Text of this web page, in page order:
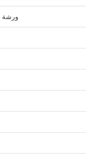
ورشة